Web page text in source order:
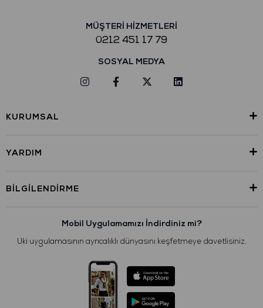
MÜŞTERİ HİZMETLERİ
0212 451 17 79
SOSYAL MEDYA
KURUMSAL
YARDIM
BILGILENDIRME
Mobil Uygulamamızı İndirdiniz mi?
Uki uygulamasının ayrıcalıklı dünyasını keşfetmeye davetlisiniz.